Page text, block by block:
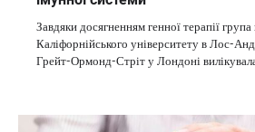
Завдяки досягненням генної терапії
Каліфорнійського університету в Лос-
Грейт-Ормонд-Стріт у Лондоні